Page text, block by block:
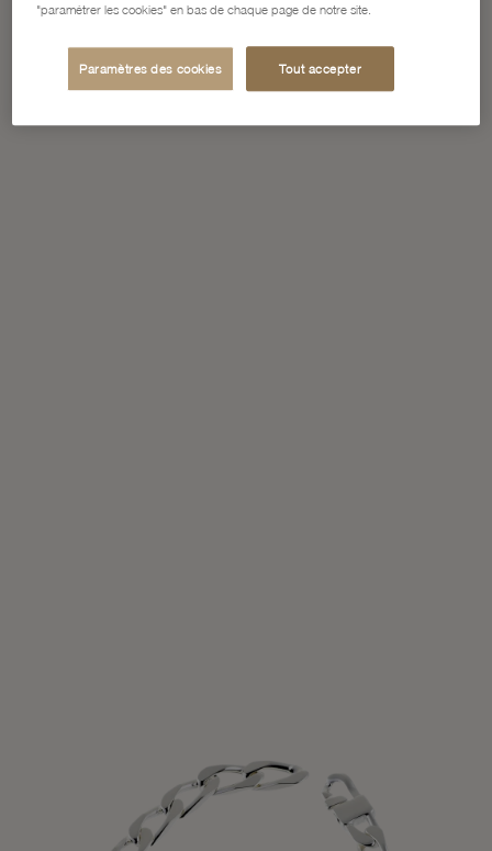
"paramétrer les cookies" en bas de chaque page de notre site.
Paramètres des cookies Tout accepter